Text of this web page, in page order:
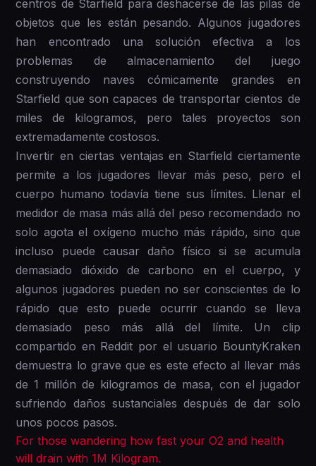
centros de Starfield para deshacerse de las pilas de
objetos que les están pesando. Algunos jugadores
han encontrado una solución efectiva a los
problemas de almacenamiento del juego
construyendo naves cómicamente grandes en
Starfield que son capaces de transportar cientos de
miles de kilogramos, pero tales proyectos son
extremadamente costosos.
Invertir en ciertas ventajas en Starfield ciertamente
permite a los jugadores llevar más peso, pero el
cuerpo humano todavía tiene sus límites. Llenar el
medidor de masa más allá del peso recomendado no
solo agota el oxígeno mucho más rápido, sino que
incluso puede causar daño físico si se acumula
demasiado dióxido de carbono en el cuerpo, y
algunos jugadores pueden no ser conscientes de lo
rápido que esto puede ocurrir cuando se lleva
demasiado peso más allá del límite. Un clip
compartido en Reddit por el usuario BountyKraken
demuestra lo grave que es este efecto al llevar más
de 1 millón de kilogramos de masa, con el jugador
sufriendo daños sustanciales después de dar solo
unos pocos pasos.
For those wandering how fast your O2 and health
will drain with 1M Kilogram.